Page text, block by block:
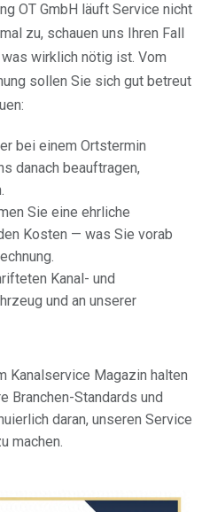
OT GmbH läuft Service nicht
zu, schauen uns Ihren Fall
wirklich nötig ist. Vom
sollen Sie sich gut betreut
bei einem Ortstermin
danach beauftragen,
Sie eine ehrliche
Kosten — was Sie vorab
Kanal- und
und an unserer
Kanalservice Magazin halten
Branchen-Standards und
daran, unseren Service
machen.